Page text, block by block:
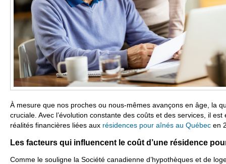
À mesure que nos proches ou nous-mêmes avançons en âge, la
cruciale. Avec l’évolution constante des coûts et des services, il
réalités financières liées aux résidences pour aînés au Québec en
Les facteurs qui influencent le coût d’une résidence
Comme le souligne la Société canadienne d’hypothèques et de